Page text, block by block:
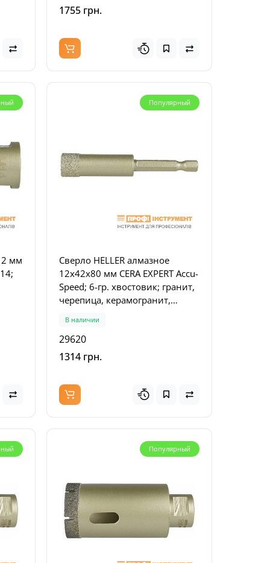
1755 грн.
мм
Популярный
Сверло HELLER алмазное
12x42x80 мм CERA EXPERT Accu-
Speed; 6-гр. хвостовик; гранит,
черепица, керамогранит,
В наличии
29620
1314 грн.
Популярный